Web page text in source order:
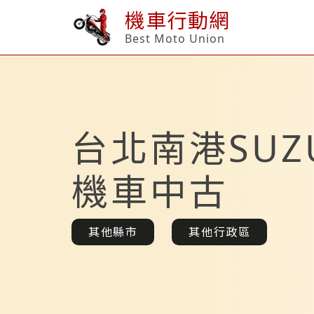
機車行動網
Best Moto Union
台北南港
機車中古
其他縣市 其他行政區